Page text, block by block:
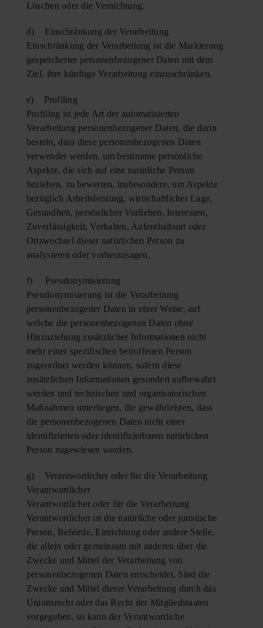
Löschen oder die Vernichtung.
d) Einschränkung der Verarbeitung
Einschränkung der Verarbeitung ist die Markierung
gespeicherter personenbezogener Daten mit dem
Ziel, ihre künftige Verarbeitung einzuschränken.
e) Profiling
Profiling ist jede Art der automatisierten
Verarbeitung personenbezogener Daten, die darin
besteht, dass diese personenbezogenen Daten
verwendet werden, um bestimmte persönliche
Aspekte, die sich auf eine natürliche Person
beziehen, zu bewerten, insbesondere, um Aspekte
bezüglich Arbeitsleistung, wirtschaftlicher Lage,
Gesundheit, persönlicher Vorlieben, Interessen,
Zuverlässigkeit, Verhalten, Aufenthaltsort oder
Ortswechsel dieser natürlichen Person zu
analysieren oder vorherzusagen.
f) Pseudonymisierung
Pseudonymisierung ist die Verarbeitung
personenbezogener Daten in einer Weise, auf
welche die personenbezogenen Daten ohne
Hinzuziehung zusätzlicher Informationen nicht
mehr einer spezifischen betroffenen Person
zugeordnet werden können, sofern diese
zusätzlichen Informationen gesondert aufbewahrt
werden und technischen und organisatorischen
Maßnahmen unterliegen, die gewährleisten, dass
die personenbezogenen Daten nicht einer
identifizierten oder identifizierbaren natürlichen
Person zugewiesen werden.
g) Verantwortlicher oder für die Verarbeitung
Verantwortlicher
Verantwortlicher oder für die Verarbeitung
Verantwortlicher ist die natürliche oder juristische
Person, Behörde, Einrichtung oder andere Stelle,
die allein oder gemeinsam mit anderen über die
Zwecke und Mittel der Verarbeitung von
personenbezogenen Daten entscheidet. Sind die
Zwecke und Mittel dieser Verarbeitung durch das
Unionsrecht oder das Recht der Mitgliedstaaten
vorgegeben, so kann der Verantwortliche